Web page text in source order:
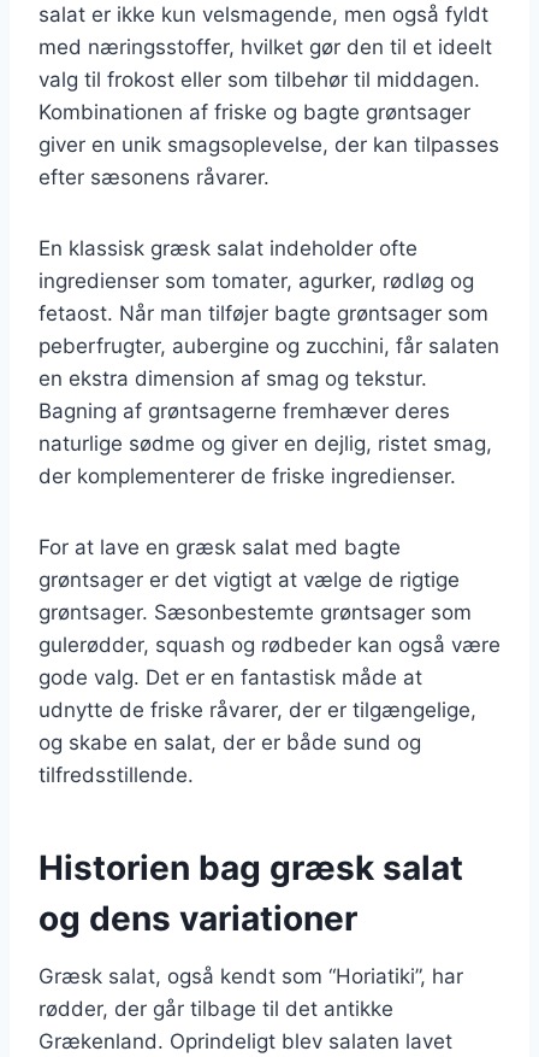
salat er ikke kun velsmagende, men også fyldt
med næringsstoffer, hvilket gør den til et ideelt
valg til frokost eller som tilbehør til middagen.
Kombinationen af friske og bagte grøntsager
giver en unik smagsoplevelse, der kan tilpasses
efter sæsonens råvarer.
En klassisk græsk salat indeholder ofte
ingredienser som tomater, agurker, rødløg og
fetaost. Når man tilføjer bagte grøntsager som
peberfrugter, aubergine og zucchini, får salaten
en ekstra dimension af smag og tekstur.
Bagning af grøntsagerne fremhæver deres
naturlige sødme og giver en dejlig, ristet smag,
der komplementerer de friske ingredienser.
For at lave en græsk salat med bagte
grøntsager er det vigtigt at vælge de rigtige
grøntsager. Sæsonbestemte grøntsager som
gulerødder, squash og rødbeder kan også være
gode valg. Det er en fantastisk måde at
udnytte de friske råvarer, der er tilgængelige,
og skabe en salat, der er både sund og
tilfredsstillende.
Historien bag græsk salat
og dens variationer
Græsk salat, også kendt som “Horiatiki”, har
rødder, der går tilbage til det antikke
Grækenland. Oprindeligt blev salaten lavet